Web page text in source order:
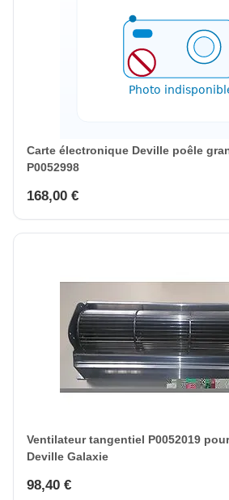
Carte électronique Deville poêle
P0052998
168,00 €
Ventilateur tangentiel P0052019
Deville Galaxie
98,40 €